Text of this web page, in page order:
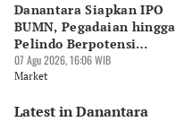
Danantara Siapkan IPO
BUMN, Pegadaian hingga
Pelindo Berpotensi
Melantai
07 Agu 2026, 16:06 WIB
Market
Latest in Danantara